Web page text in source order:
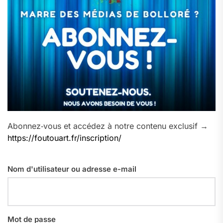
Abonnez‑vous et accédez à notre contenu exclusif →
https://foutouart.fr/inscription/
Nom d'utilisateur ou adresse e-mail
Mot de passe